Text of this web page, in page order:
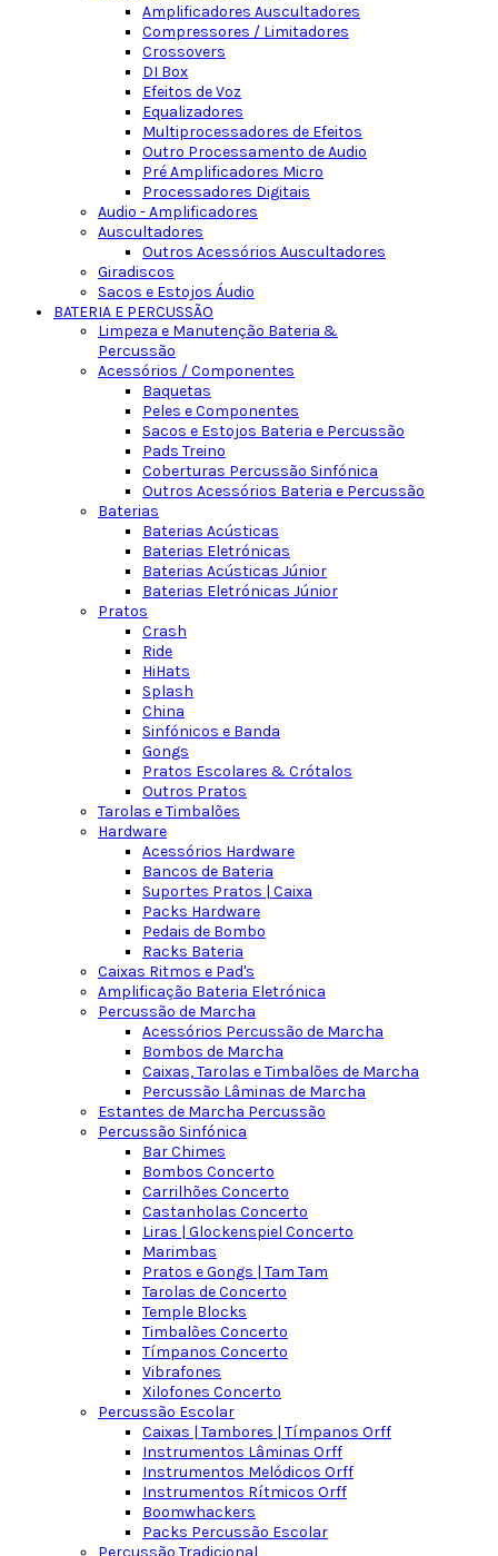
Amplificadores Auscultadores
Compressores / Limitadores
Crossovers
DI Box
Efeitos de Voz
Equalizadores
Multiprocessadores de Efeitos
Outro Processamento de Audio
Pré Amplificadores Micro
Processadores Digitais
Audio - Amplificadores
Auscultadores
Outros Acessórios Auscultadores
Giradiscos
Sacos e Estojos Áudio
BATERIA E PERCUSSÃO
Limpeza e Manutenção Bateria &
Percussão
Acessórios / Componentes
Baquetas
Peles e Componentes
Sacos e Estojos Bateria e Percussão
Pads Treino
Coberturas Percussão Sinfónica
Outros Acessórios Bateria e Percussão
Baterias
Baterias Acústicas
Baterias Eletrónicas
Baterias Acústicas Júnior
Baterias Eletrónicas Júnior
Pratos
Crash
Ride
HiHats
Splash
China
Sinfónicos e Banda
Gongs
Pratos Escolares & Crótalos
Outros Pratos
Tarolas e Timbalões
Hardware
Acessórios Hardware
Bancos de Bateria
Suportes Pratos | Caixa
Packs Hardware
Pedais de Bombo
Racks Bateria
Caixas Ritmos e Pad's
Amplificação Bateria Eletrónica
Percussão de Marcha
Acessórios Percussão de Marcha
Bombos de Marcha
Caixas, Tarolas e Timbalões de Marcha
Percussão Lâminas de Marcha
Estantes de Marcha Percussão
Percussão Sinfónica
Bar Chimes
Bombos Concerto
Carrilhões Concerto
Castanholas Concerto
Liras | Glockenspiel Concerto
Marimbas
Pratos e Gongs | Tam Tam
Tarolas de Concerto
Temple Blocks
Timbalões Concerto
Tímpanos Concerto
Vibrafones
Xilofones Concerto
Percussão Escolar
Caixas | Tambores | Tímpanos Orff
Instrumentos Lâminas Orff
Instrumentos Melódicos Orff
Instrumentos Rítmicos Orff
Boomwhackers
Packs Percussão Escolar
Percussão Tradicional